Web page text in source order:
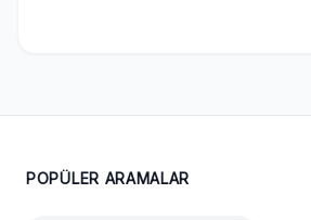
POPÜLER ARAMALAR